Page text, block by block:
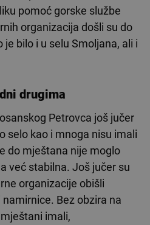
pomoć gorske službe
organizacija došli su do
bilo i u selu Smoljana, ali i
drugima
Petrovca još jučer
selo kao i mnoga nisu imali
do mještana nije moglo
već stabilna. Još jučer su
organizacije obišli
Bez obzira na
imali,